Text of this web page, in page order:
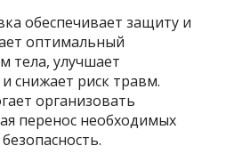
обеспечивает защиту и
оптимальный
тела, улучшает
снижает риск травм.
организовать
перенос необходимых